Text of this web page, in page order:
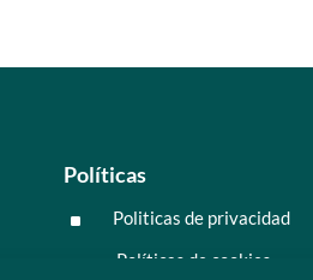
Políticas
^ Politicas de privacidad
Políticas de cookies